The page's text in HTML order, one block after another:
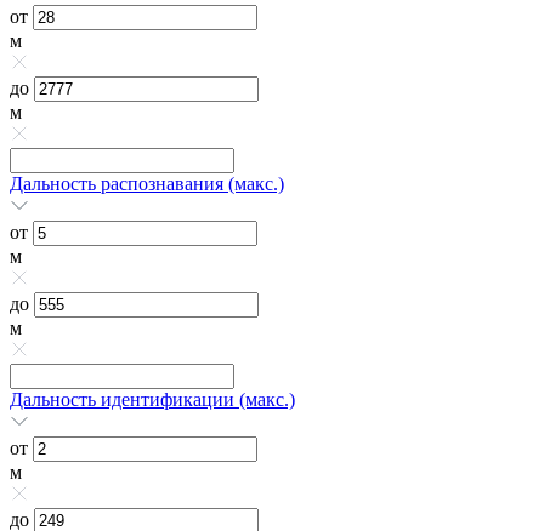
от
м
до
м
Дальность распознавания (макс.)
от
м
до
м
Дальность идентификации (макс.)
от
м
до